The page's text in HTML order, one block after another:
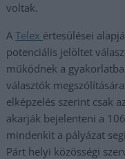
voltak.
ATelex értesülései
potenciális jelöltet
működnek a
választók
elképzelés szerint csak
akarják bejelenteni a
mindenkit a pályázat
Párt helyi közösségi